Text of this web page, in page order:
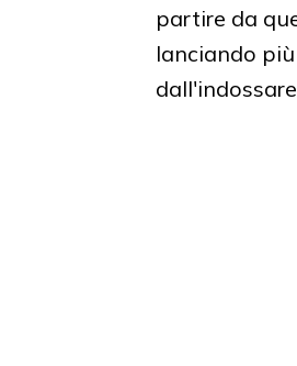
partire da
lanciando